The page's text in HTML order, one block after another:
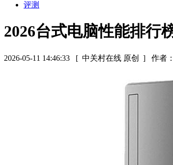
评测
2026台式电脑性能排行
2026-05-11 14:46:33 [ 中关村在线 原创 ] 作者